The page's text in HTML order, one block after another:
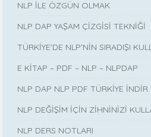
NLP İLE ÖZGÜN OLMAK
NLP DAP YAŞAM ÇİZGİSİ TEKNİĞİ
TÜRKİYE'DE NLP'NİN SIRADIŞI
E KİTAP – PDF – NLP – NLPDAP
NLP DAP NLP PDF TÜRKİYE İNDİR
NLP DEĞİŞİM İÇİN ZİHNİNİZİ
NLP DERS NOTLARI